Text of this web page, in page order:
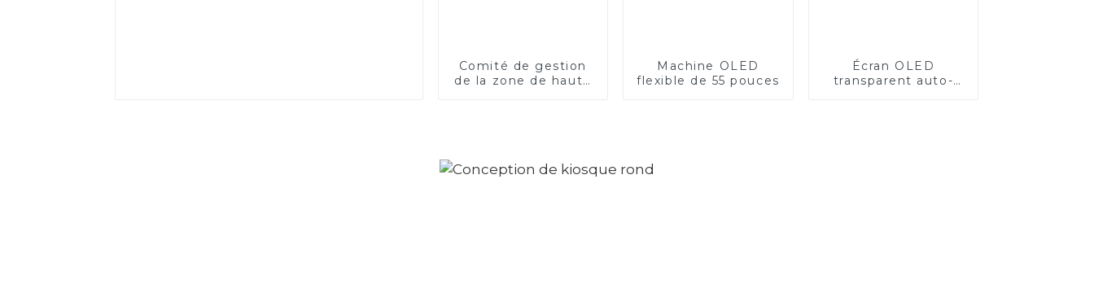
Comité de gestion
de la zone de haute
Machine OLED
flexible de 55 pouces
Écran OLED
transparent auto-